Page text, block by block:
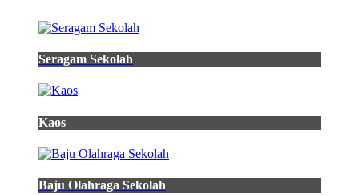
Seragam Sekolah
Kaos
Baju Olahraga Sekolah